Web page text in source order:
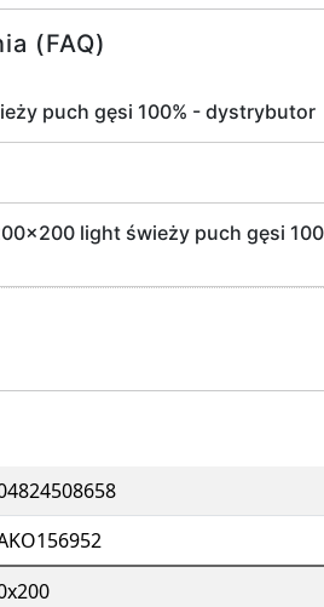
(FAQ)
puch gęsi 100% - dystrybutor
light świeży puch gęsi